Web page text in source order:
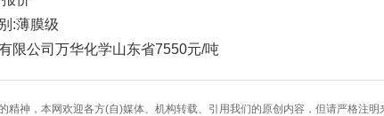
:薄膜级
限公司 万华化学山东省7550元/吨
精神，本网欢迎各方(自)媒体、机构转载、引用我们的原创内容，但请严格注